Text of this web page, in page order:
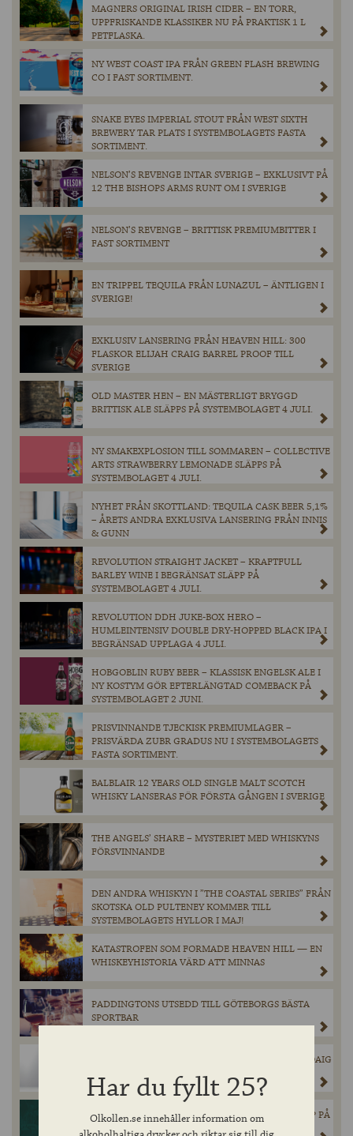
MAGNERS ORIGINAL IRISH CIDER – EN TORR,
UPPFRISKANDE KLASSIKER NU PÅ PRAKTISK 1 L
PETFLASKA.
NY WEST COAST IPA FRÅN GREEN FLASH BREWING
CO I FAST SORTIMENT.
SNAKE EYES IMPERIAL STOUT FRÅN WEST SIXTH
BREWERY TAR PLATS I SYSTEMBOLAGETS FASTA
SORTIMENT.
NELSON’S REVENGE INTAR SVERIGE – EXKLUSIVT PÅ
12 THE BISHOPS ARMS RUNT OM I SVERIGE
NELSON’S REVENGE – BRITTISK PREMIUMBITTER I
FAST SORTIMENT
EN TRIPPEL TEQUILA FRÅN LUNAZUL – ÄNTLIGEN I
SVERIGE!
EXKLUSIV LANSERING FRÅN HEAVEN HILL: 300
FLASKOR ELIJAH CRAIG BARREL PROOF TILL
SVERIGE
OLD MASTER HEN – EN MÄSTERLIGT BRYGGD
BRITTISK ALE SLÄPPS PÅ SYSTEMBOLAGET 4 JULI.
NY SMAKEXPLOSION TILL SOMMAREN – COLLECTIVE
ARTS STRAWBERRY LEMONADE SLÄPPS PÅ
SYSTEMBOLAGET 4 JULI.
NYHET FRÅN SKOTTLAND: TEQUILA CASK BEER 5,1%
– ÅRETS ANDRA EXKLUSIVA LANSERING FRÅN INNIS
& GUNN
REVOLUTION STRAIGHT JACKET – KRAFTFULL
BARLEY WINE I BEGRÄNSAT SLÄPP PÅ
SYSTEMBOLAGET 4 JULI.
REVOLUTION DDH JUKE-BOX HERO –
HUMLEINTENSIV DOUBLE DRY-HOPPED BLACK IPA I
BEGRÄNSAD UPPLAGA 4 JULI.
HOBGOBLIN RUBY BEER – KLASSISK ENGELSK ALE I
NY KOSTYM GÖR EFTERLÄNGTAD COMEBACK PÅ
SYSTEMBOLAGET 2 JUNI.
PRISVINNANDE TJECKISK PREMIUMLAGER –
PRISVÄRDA ZUBR GRADUS NU I SYSTEMBOLAGETS
FASTA SORTIMENT.
BALBLAIR 12 YEARS OLD SINGLE MALT SCOTCH
WHISKY LANSERAS FÖR FÖRSTA GÅNGEN I SVERIGE
THE ANGELS’ SHARE – MYSTERIET MED WHISKYNS
FÖRSVINNANDE
DEN ANDRA WHISKYN I ”THE COASTAL SERIES” FRÅN
SKOTSKA OLD PULTENEY KOMMER TILL
SYSTEMBOLAGETS HYLLOR I MAJ!
KATASTROFEN SOM FORMADE HEAVEN HILL — EN
WHISKEYHISTORIA VÄRD ATT MINNAS
PADDINGTONS UTSEDD TILL GÖTEBORGS BÄSTA
SPORTBAR
INNIS & GUNN’S SUCCÉSAMARBETE MED LAPHROAIG
CHIMAY GRÖN ÅTERVÄNDER I BEGRÄNSAT SLÄPP PÅ
SYSTEMBOLAGET.
Har du fyllt 25?
Olkollen.se innehåller information om